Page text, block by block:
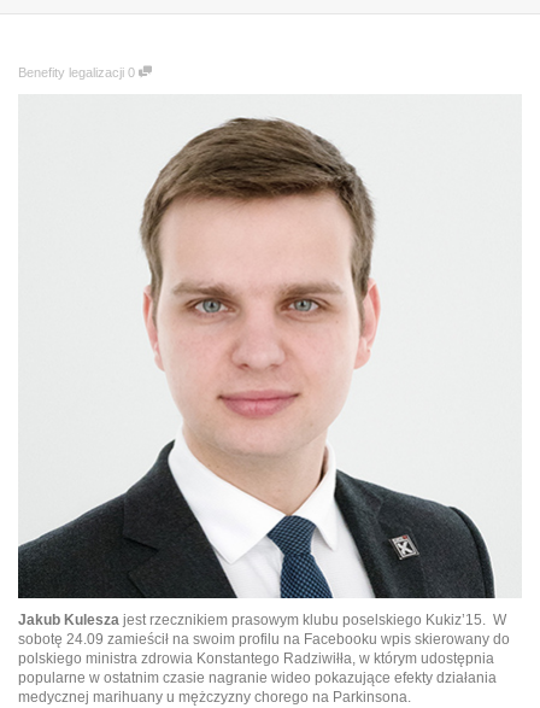
Benefity legalizacji 0
Jakub Kulesza jest rzecznikiem prasowym klubu poselskiego Kukiz’15. W
sobotę 24.09 zamieścił na swoim profilu na Facebooku wpis skierowany do
polskiego ministra zdrowia Konstantego Radziwiłła, w którym udostępnia
popularne w ostatnim czasie nagranie wideo pokazujące efekty działania
medycznej marihuany u mężczyzny chorego na Parkinsona.